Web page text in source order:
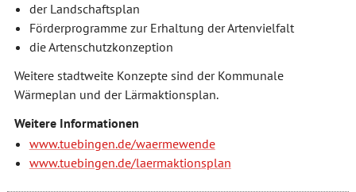
der Landschaftsplan
Förderprogramme zur Erhaltung der Artenvielfalt
die Artenschutzkonzeption
Weitere stadtweite Konzepte sind der Kommunale
Wärmeplan und der Lärmaktionsplan.
Weitere Informationen
www.tuebingen.de/waermewende
www.tuebingen.de/laermaktionsplan